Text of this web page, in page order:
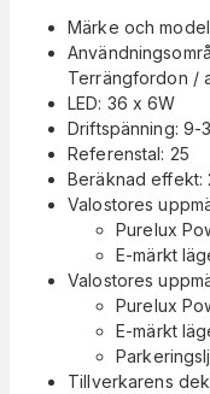
Märke och
Terrängfordon /
LED: 36 x 6W
Driftspänning: 9-
Referenstal: 25
Beräknad effekt:
Valostores
Purelux
E-märkt
Valostores
Purelux
E-märkt
Tillverkarens